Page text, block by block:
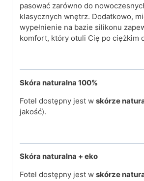
pasować zarówno do
klasycznych wnętrz. Dodatkowo,
wypełnienie na bazie silikonu
komfort, który otuli Cię po ciężkim
Skóra naturalna 100%
Fotel dostępny jest w skórze
jakość).
Skóra naturalna + eko
Fotel dostępny jest w skórze